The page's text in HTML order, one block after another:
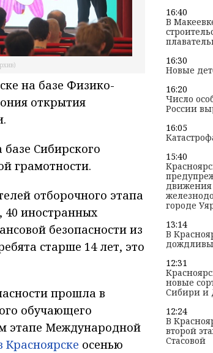
на базе Физико-
открытия
Сибирского
грамотности.
отборочного этапа
иностранных
безопасности из
старше 14 лет, это
прошла в
обучающего
этапе Международной
Красноярске осенью
16:40
В
16:30
Новые
16:20
Число
России
16:05
15:40
движения
городе
13:14
В
12:31
новые
Сибири и
12:24
В
второй
Стасовой